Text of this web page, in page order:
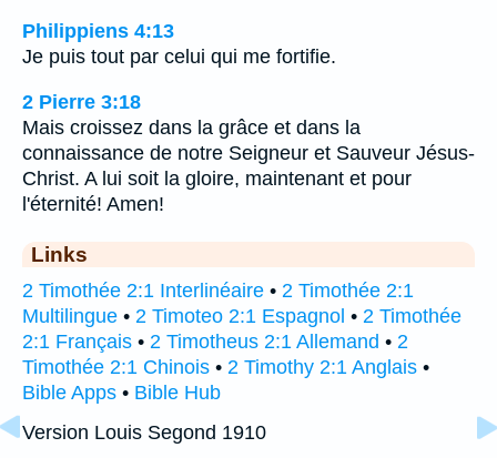
Philippiens 4:13
Je puis tout par celui qui me fortifie.
2 Pierre 3:18
Mais croissez dans la grâce et dans la
connaissance de notre Seigneur et Sauveur Jésus-
Christ. A lui soit la gloire, maintenant et pour
l'éternité! Amen!
Links
2 Timothée 2:1 Interlinéaire • 2 Timothée 2:1
Multilingue • 2 Timoteo 2:1 Espagnol • 2 Timothée
2:1 Français • 2 Timotheus 2:1 Allemand • 2
Timothée 2:1 Chinois • 2 Timothy 2:1 Anglais •
Bible Apps • Bible Hub
Version Louis Segond 1910